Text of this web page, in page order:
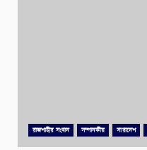
রাজশাহীর সংবাদ সম্পাদকীয় সারাদেশ